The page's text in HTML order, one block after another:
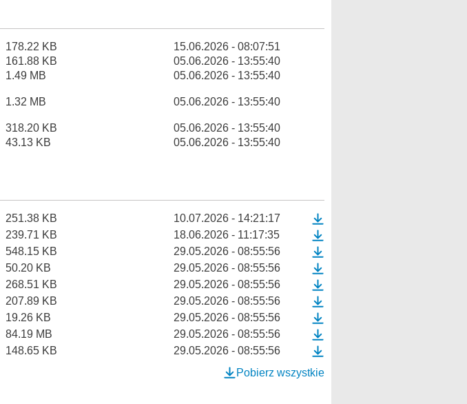
178.22 KB
15.06.2026 - 08:07:51
161.88 KB
05.06.2026 - 13:55:40
1.49 MB 05.06.2026 - 13:55:40
1.32 MB 05.06.2026 - 13:55:40
318.20 KB
05.06.2026 - 13:55:40
43.13 KB 05.06.2026 - 13:55:40
251.38 KB
10.07.2026 - 14:21:17
239.71 KB
18.06.2026 - 11:17:35
548.15 KB
29.05.2026 - 08:55:56
50.20 KB
29.05.2026 - 08:55:56
268.51 KB
29.05.2026 - 08:55:56
207.89 KB
29.05.2026 - 08:55:56
19.26 KB
29.05.2026 - 08:55:56
84.19 MB
29.05.2026 - 08:55:56
148.65 KB
29.05.2026 - 08:55:56
Pobierz wszystkie